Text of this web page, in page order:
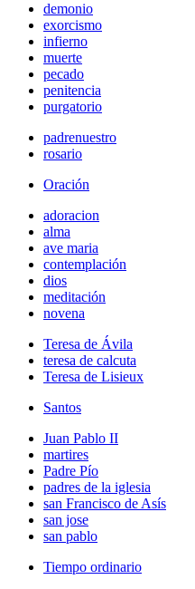
demonio
exorcismo
infierno
muerte
pecado
penitencia
purgatorio
padrenuestro
rosario
Oración
adoracion
alma
ave maria
contemplación
dios
meditación
novena
Teresa de Ávila
teresa de calcuta
Teresa de Lisieux
Santos
Juan Pablo II
martires
Padre Pío
padres de la iglesia
san Francisco de Asís
san jose
san pablo
Tiempo ordinario